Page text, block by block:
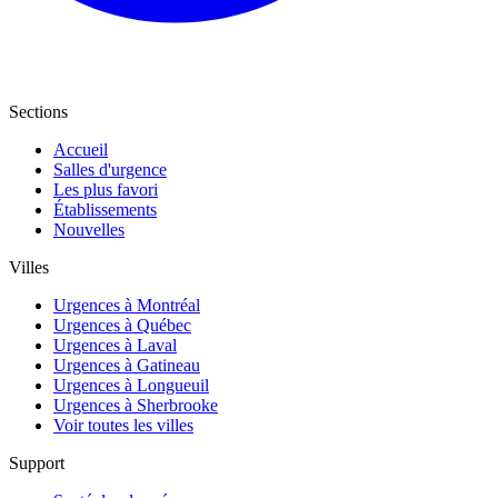
Sections
Accueil
Salles d'urgence
Les plus favori
Établissements
Nouvelles
Villes
Urgences à Montréal
Urgences à Québec
Urgences à Laval
Urgences à Gatineau
Urgences à Longueuil
Urgences à Sherbrooke
Voir toutes les villes
Support